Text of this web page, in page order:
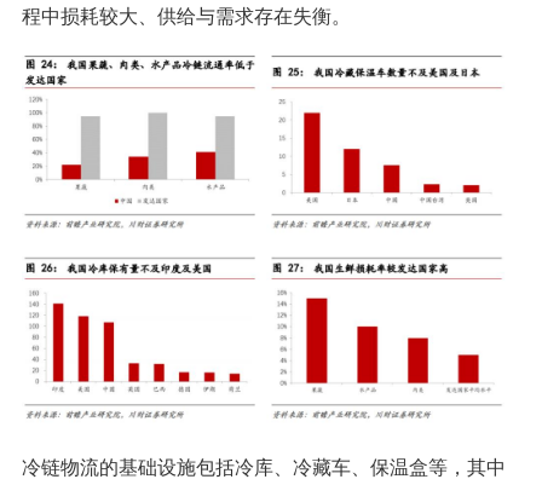
程中损耗较大、供给与需求存在失衡。
冷链物流的基础设施包括冷库、冷藏车、保温盒等，其中